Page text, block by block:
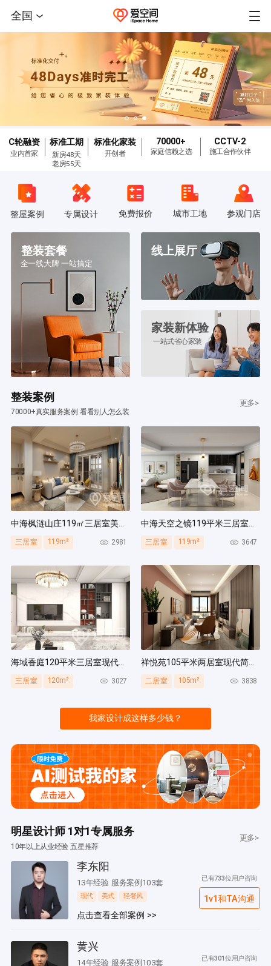
全国
C轮融资
业内首家
标准工期
新房48天
老房55天
标准化家装
开创者
70000+
家庭信赖之选
CCTV-2
施工合作伙伴
整屋案例 专属设计 免费报价 城市工地 参观门店
整装套餐
全一线大牌 一站搞定
线上展厅
家装新体验
一站式省心家装
整装案例
70000+真实服务案例 看看别人怎么装
更多>
中海枫涟山庄119㎡三居室美式风装修案例
三居室 119m² 2981
中海天空之镜119平米三居室北欧风装修案例
三居室 119m² 3647
海域香庭120平米三居室现代简约风装修案例
三居室 120m² 3027
祥悦苑105平米两居室现代简约风装修案例
二居室 105m² 3838
我家设计成这样多少钱？
明星设计师 1对1专属服务
10年以上从业经验 五星推荐
更多>
李东阳
13年经验 服务案例103套
现代 美式 轻奢风
点击查看全部案例 >>
已有733位用户咨询
1v1和TA沟通
黄兴
14年经验 服务案例103套 已有301位用户咨询